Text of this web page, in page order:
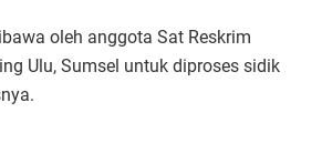
oleh anggota Sat Reskrim
Ulu, Sumsel untuk diproses sidik